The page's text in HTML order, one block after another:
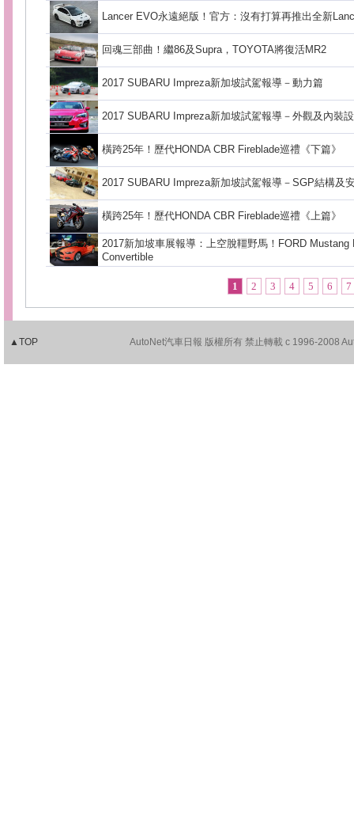
Lancer EVO永遠絕版！官方：沒有打算再推出全新
回魂三部曲！繼86及Supra，TOYOTA將復活MR2
2017 SUBARU Impreza新加坡試駕報導－動力篇
2017 SUBARU Impreza新加坡試駕報導－外觀及內裝
橫跨25年！歷代HONDA CBR Fireblade巡禮《下篇》
2017 SUBARU Impreza新加坡試駕報導－SGP結構及
橫跨25年！歷代HONDA CBR Fireblade巡禮《上篇》
2017新加坡車展報導：上空脫韁野馬！FORD Mustang
Convertible
1 2 3 4 5 6 7
▲TOP AutoNet汽車日報 版權所有 禁止轉載 c 1996-2008